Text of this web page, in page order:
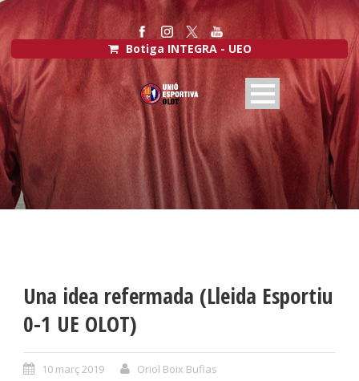
Botiga INTEGRA - UEO
Una idea refermada (Lleida Esportiu
0-1 UE OLOT)
10 març 2019
Oriol Boix Bufias